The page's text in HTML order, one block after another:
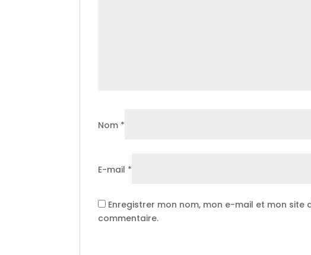
Nom *
E-mail *
Enregistrer mon nom, mon e-mail et mon
commentaire.